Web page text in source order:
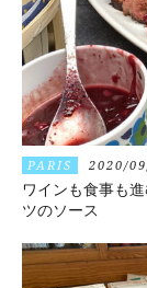
PARIS 2020/
ワインも食事も
ツのソース